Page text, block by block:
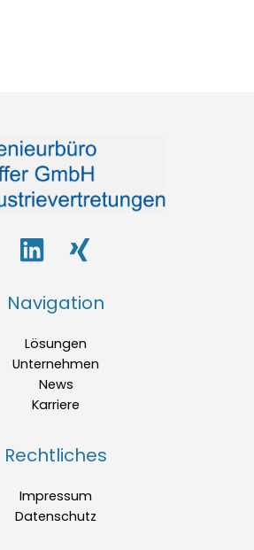
Navigation
Lösungen
Unternehmen
News
Karriere
Rechtliches
Impressum
Datenschutz